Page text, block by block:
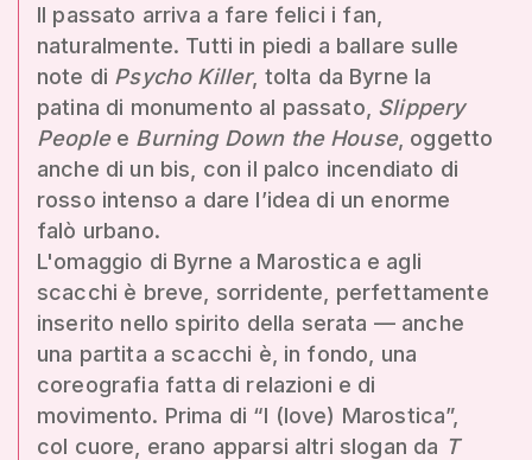
Il passato arriva a fare felici i fan,
naturalmente. Tutti in piedi a ballare sulle
note di Psycho Killer, tolta da Byrne la
patina di monumento al passato, Slippery
Peoplee Burning Down the House, oggetto
anche di un bis, con il palco incendiato di
rosso intenso a dare l’idea di un enorme
falò urbano.
L'omaggio di Byrne a Marostica e agli
scacchi è breve, sorridente, perfettamente
inserito nello spirito della serata — anche
una partita a scacchi è, in fondo, una
coreografia fatta di relazioni e di
movimento. Prima di “I (love) Marostica”,
col cuore, erano apparsi altri slogan da T